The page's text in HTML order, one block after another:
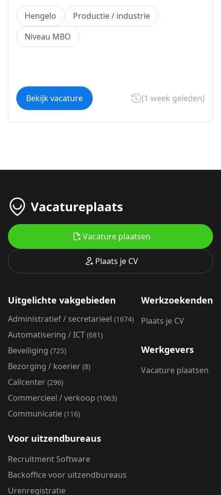
Hengelo
Productie / industrie
Niveau MBO
Bekijk vacature (1 week geleden)
Plaats je CV
Vacature plaatsen
Uitgelichte vakgebieden
Administratief / secretarieel (1674)
Automatisering / ICT (681)
Beveiliging (725)
Bezorging / koerier (8)
Callcenter (296)
Commercieel / verkoop (1063)
Communicatie (116)
Werkzoekenden
Plaats je CV
Werkgevers
Vacature plaatsen
Voor uitzendbureaus
Recruitment Software
Backoffice voor uitzendbureaus
Urenregistratie